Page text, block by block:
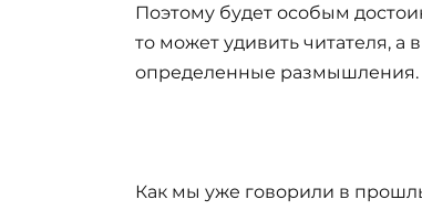
Поэтому будет особым
то может удивить читателя, а
определенные размышления.
Как мы уже говорили в